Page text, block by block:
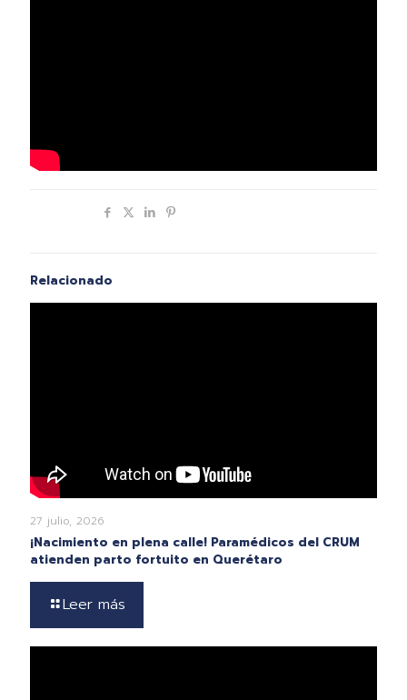
Relacionado
27 julio, 2026
¡Nacimiento en plena calle! Paramédicos del CRUM
atienden parto fortuito en Querétaro
Leer más